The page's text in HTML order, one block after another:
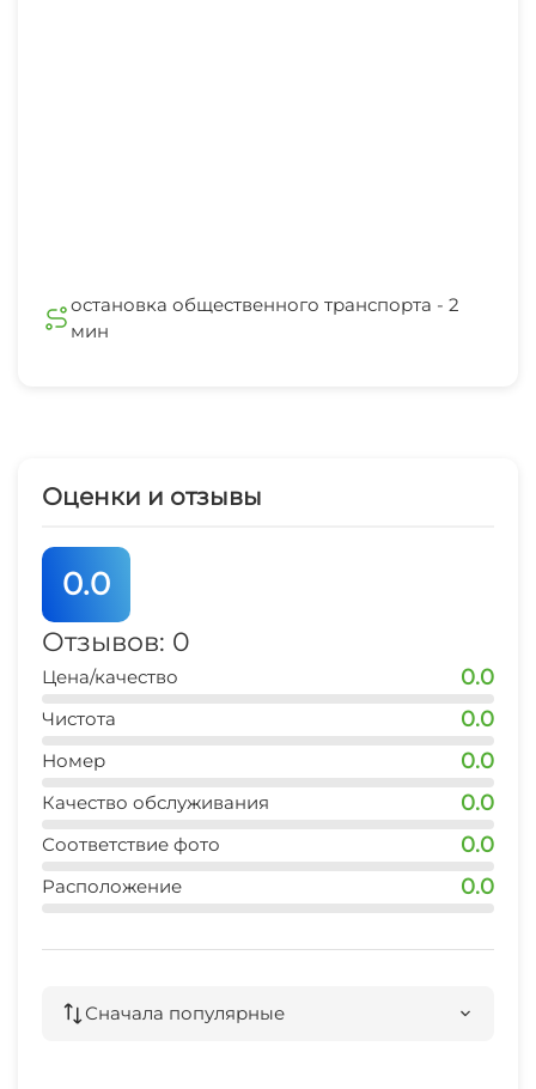
остановка общественного транспорта - 2
мин
Оценки и отзывы
0.0
Отзывов: 0
Цена/качество 0.0
Чистота 0.0
Номер 0.0
Качество обслуживания 0.0
Соответствие фото 0.0
Расположение 0.0
Сначала популярные